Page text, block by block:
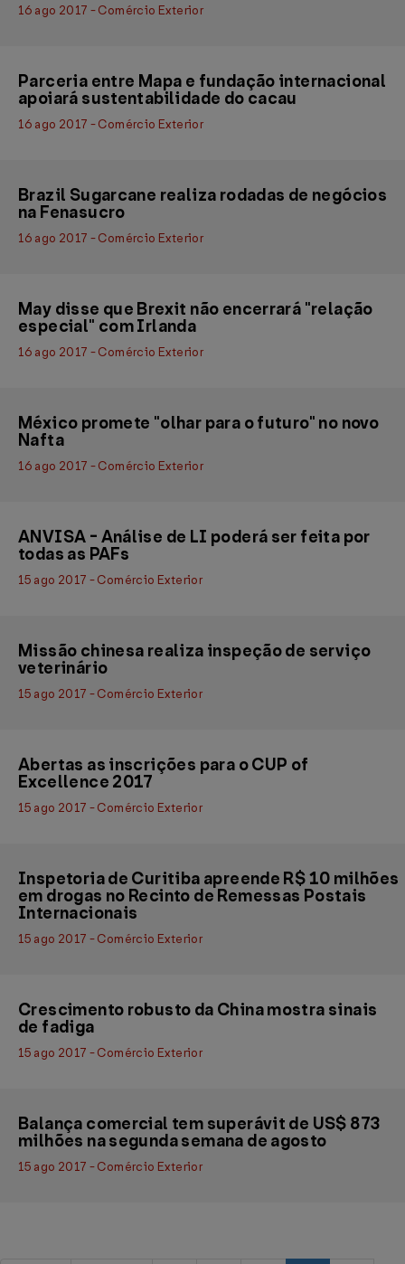
16 ago 2017 - Comércio Exterior
Parceria entre Mapa e fundação internacional
apoiará sustentabilidade do cacau
16 ago 2017 - Comércio Exterior
Brazil Sugarcane realiza rodadas de negócios
na Fenasucro
16 ago 2017 - Comércio Exterior
May disse que Brexit não encerrará "relação
especial" com Irlanda
16 ago 2017 - Comércio Exterior
México promete "olhar para o futuro" no novo
Nafta
16 ago 2017 - Comércio Exterior
ANVISA - Análise de LI poderá ser feita por
todas as PAFs
15 ago 2017 - Comércio Exterior
Missão chinesa realiza inspeção de serviço
veterinário
15 ago 2017 - Comércio Exterior
Abertas as inscrições para o CUP of
Excellence 2017
15 ago 2017 - Comércio Exterior
Inspetoria de Curitiba apreende R$ 10 milhões
em drogas no Recinto de Remessas Postais
Internacionais
15 ago 2017 - Comércio Exterior
Crescimento robusto da China mostra sinais
de fadiga
15 ago 2017 - Comércio Exterior
Balança comercial tem superávit de US$ 873
milhões na segunda semana de agosto
15 ago 2017 - Comércio Exterior